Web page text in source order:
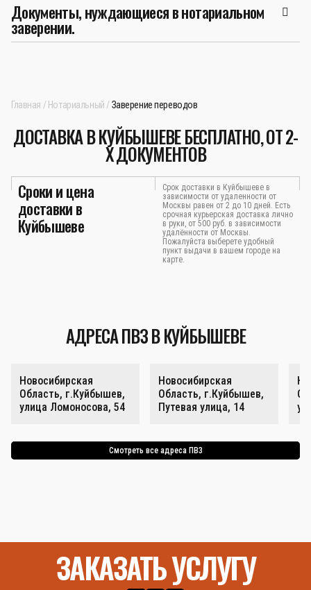
Документы, нуждающиеся в нотариальном
заверении.
Главная Нотариальный Заверение переводов
ДОСТАВКА В КУЙБЫШЕВЕ БЕСПЛАТНО, ОТ 2-
Х ДОКУМЕНТОВ
Сроки и цена
доставки в
Куйбышеве
Срок доставки в Куйбышеве в
зависимости от удаленности от
Москвы равен от 2 до 10 дней. Есть
срочная курьерская доставка лично
в руки, от 500 руб. в зависимости
удалённости от Москвы.
Пожалуйста выберете удобный
пункт выдачи в вашем городе на
карте.
АДРЕСА ПВЗ В КУЙБЫШЕВЕ
Новосибирская
Область, г.Куйбышев,
улица Ломоносова, 54
Новосибирская
Область, г.Куйбышев,
Путевая улица, 14
Смотреть все адреса ПВЗ
ЗАКАЗАТЬ УСЛУГУ